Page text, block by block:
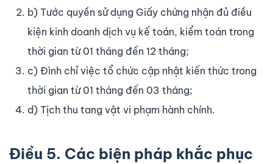
b) Tước quyền sử dụng Giấy chứng nhận đủ điều
kiện kinh doanh dịch vụ kế toán, kiểm toán trong
thời gian từ 01 tháng đến 12 tháng;
c) Đình chỉ việc tổ chức cập nhật kiến thức trong
thời gian từ 01 tháng đến 03 tháng;
d) Tịch thu tang vật vi phạm hành chính.
Điều 5. Các biện pháp khắc phục